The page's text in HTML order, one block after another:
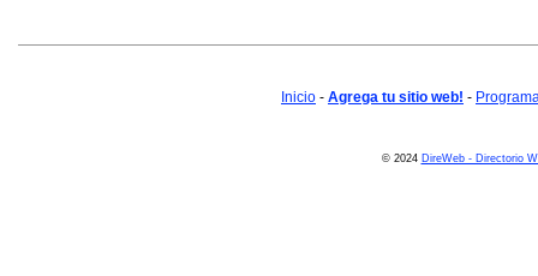
Inicio - Agrega tu sitio web! -
© 2024 DireWeb - Directorio